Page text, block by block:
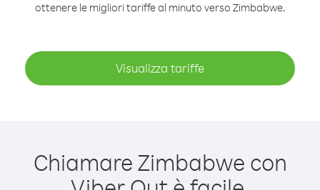
ottenere le migliori tariffe al minuto verso Zimbabwe.
Visualizza tariffe
Chiamare Zimbabwe con